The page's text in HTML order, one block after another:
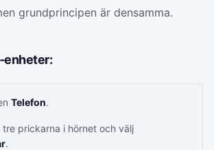
grundprincipen är densamma.
enheter:
Telefon.
prickarna i hörnet och välj
.